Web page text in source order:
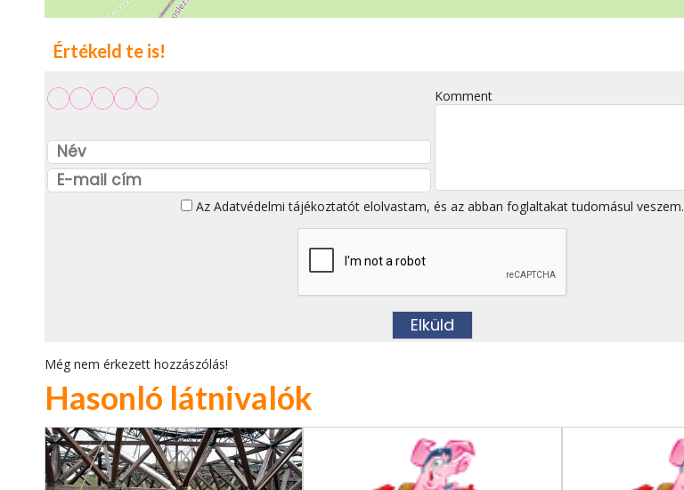
Értékeld te is!
Komment
Az Adatvédelmi tájékoztatót elolvastam, és az abban foglaltakat tudomásul veszem.
Még nem érkezett hozzászólás!
Hasonló látnivalók